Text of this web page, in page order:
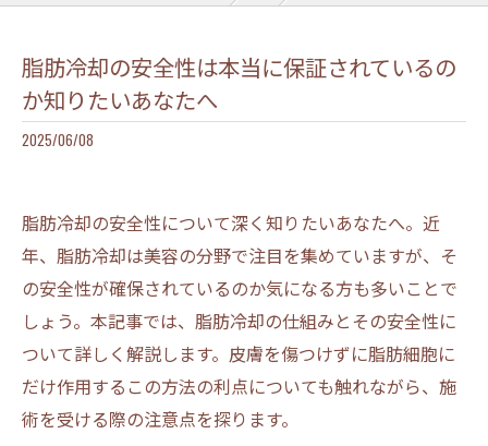
脂肪冷却の安全性は本当に保証されているの
か知りたいあなたへ
2025/06/08
脂肪冷却の安全性について深く知りたいあなたへ。近
年、脂肪冷却は美容の分野で注目を集めていますが、そ
の安全性が確保されているのか気になる方も多いことで
しょう。本記事では、脂肪冷却の仕組みとその安全性に
ついて詳しく解説します。皮膚を傷つけずに脂肪細胞に
だけ作用するこの方法の利点についても触れながら、施
術を受ける際の注意点を探ります。